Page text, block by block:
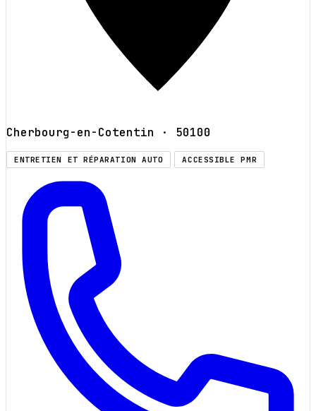
Cherbourg-en-Cotentin · 50100
ENTRETIEN ET RÉPARATION AUTO ACCESSIBLE PMR